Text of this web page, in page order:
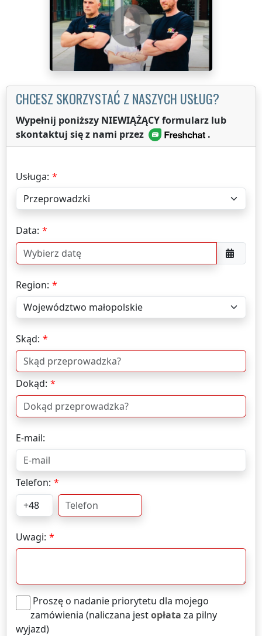
CHCESZ SKORZYSTAĆ Z NASZYCH USŁUG?
Wypełnij poniższy NIEWIĄŻĄCY formularz lub
skontaktuj się z nami przez
.
Usługa:
Data:
Region:
Skąd:
Dokąd:
E-mail:
Telefon:
Uwagi:
Proszę o nadanie priorytetu dla mojego
zamówienia (naliczana jestopłata za pilny
wyjazd)